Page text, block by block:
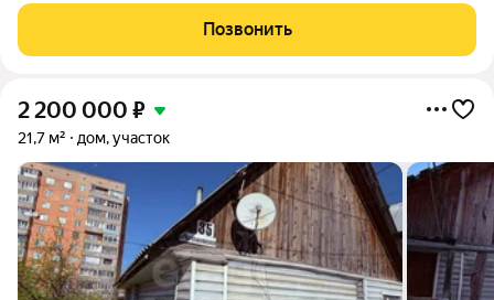
остановки, в шаговой доступности магазины и пляж. Участок
5,5 соток, на
Позвонить
2 200 000 ₽
21,7 м² дом, участок